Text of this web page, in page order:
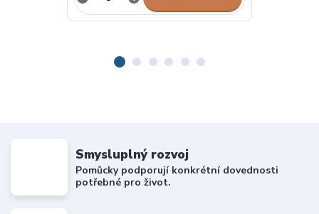
Smysluplný rozvoj
Pomůcky podporují konkrétní dovednosti
potřebné pro život.